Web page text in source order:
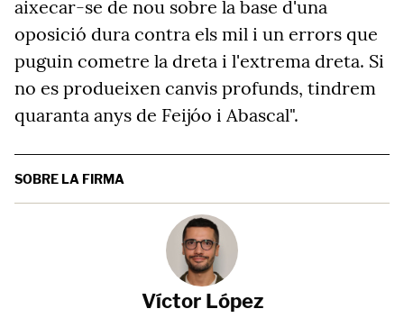
aixecar-se de nou sobre la base d'una
oposició dura contra els mil i un errors que
puguin cometre la dreta i l'extrema dreta. Si
no es produeixen canvis profunds, tindrem
quaranta anys de Feijóo i Abascal".
SOBRE LA FIRMA
Víctor López